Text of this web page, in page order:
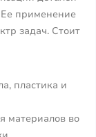
применение
задач. Стоит
пластика и
материалов во